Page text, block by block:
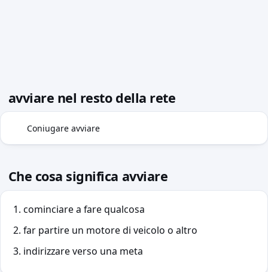
avviare nel resto della rete
Coniugare avviare
Che cosa significa avviare
cominciare a fare qualcosa
far partire un motore di veicolo o altro
indirizzare verso una meta